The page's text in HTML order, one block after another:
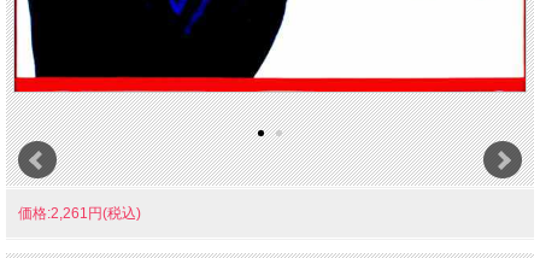
価格:2,261円(税込)